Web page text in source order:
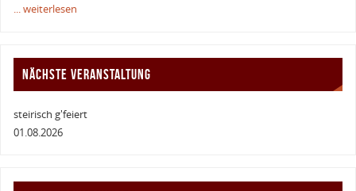
... weiterlesen
NÄCHSTE VERANSTALTUNG
steirisch g'feiert
01.08.2026